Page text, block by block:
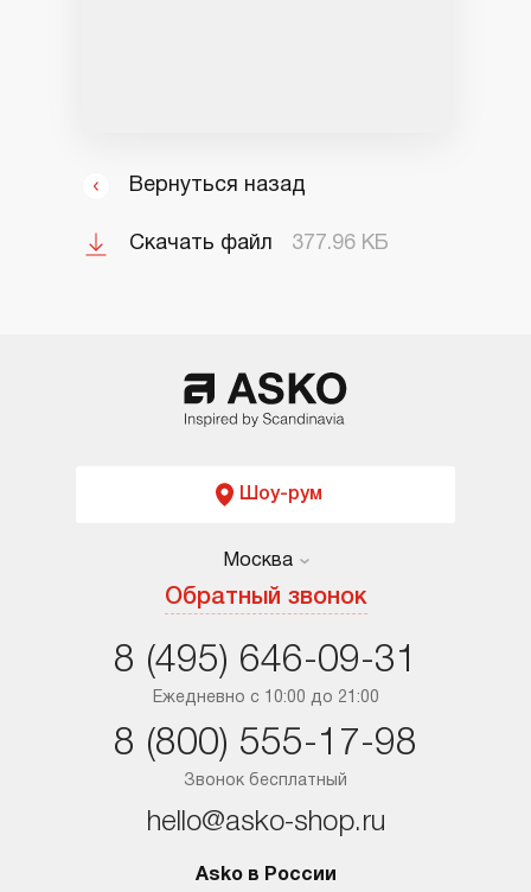
Вернуться назад
Скачать файл 377.96 КБ
Шоу-рум
Москва
Обратный звонок
Москва
Ростов-на-Дону
Ежедневно с 10:00 до 21:00
8 (495) 646-09-31
Звонок бесплатный
8 (800) 555-17-98
hello@asko-shop.ru
Asko в России